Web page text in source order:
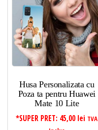
Husa Personalizata cu
Poza ta pentru Huawei
Mate 10 Lite
*SUPER PRET: 45,00 lei TVA